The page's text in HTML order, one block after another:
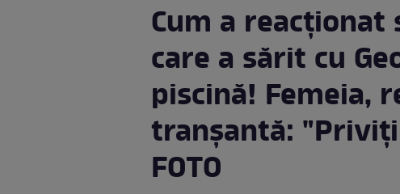
Cum a
care a sărit cu
piscină! Femeia,
tranșantă:
FOTO